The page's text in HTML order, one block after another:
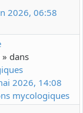
2026, 06:58
dans
2026, 14:08
mycologiques